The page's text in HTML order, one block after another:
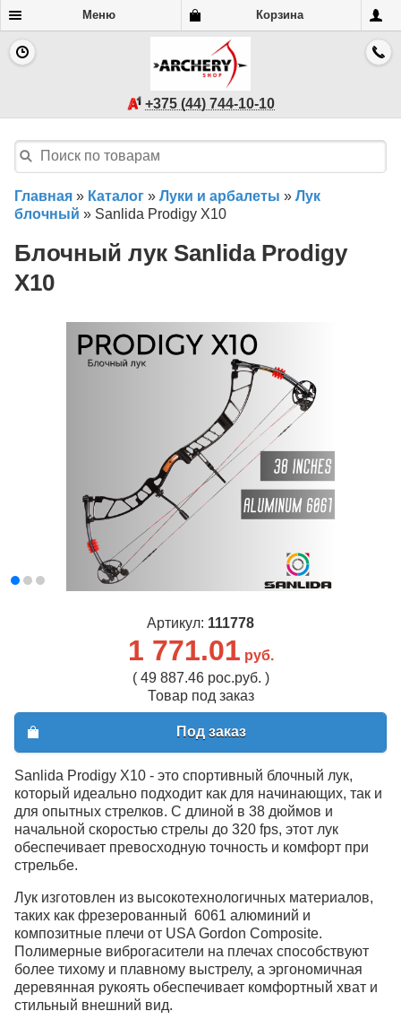
Меню Корзина
+375 (44) 744-10-10
Главная » Каталог » Луки и арбалеты » Лук
блочный » Sanlida Prodigy X10
Блочный лук Sanlida Prodigy
X10
Артикул: 111778
1 771.01 руб.
( 49 887.46 рос.руб. )
Товар под заказ
Под заказ
Sanlida Prodigy X10 - это спортивный блочный лук,
который идеально подходит как для начинающих, так и
для опытных стрелков. С длиной в 38 дюймов и
начальной скоростью стрелы до 320 fps, этот лук
обеспечивает превосходную точность и комфорт при
стрельбе.
Лук изготовлен из высокотехнологичных материалов,
таких как фрезерованный 6061 алюминий и
композитные плечи от USA Gordon Composite.
Полимерные виброгасители на плечах способствуют
более тихому и плавному выстрелу, а эргономичная
деревянная рукоять обеспечивает комфортный хват и
стильный внешний вид.